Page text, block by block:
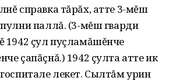
справка тăрăх, атте 3-мĕш
паллă. (3-мĕш гварди
1942 çул пуçламăшĕнче
çапăçнă.) 1942 çулта атте ик
лекет. Сылтăм урин